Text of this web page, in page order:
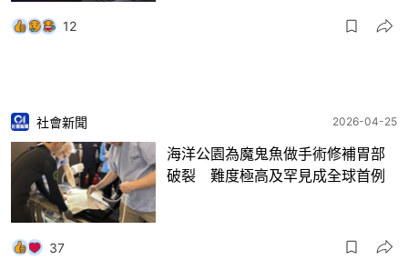
12
社會新聞 2026-04-25
海洋公園為魔鬼魚做手術修補胃部
破裂 難度極高及罕見成全球首例
37